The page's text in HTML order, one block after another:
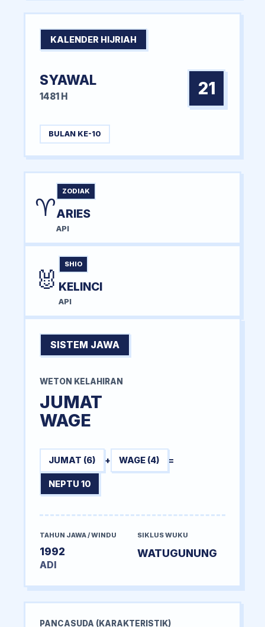
KALENDER HIJRIAH
SYAWAL
1481 H 21
BULAN KE-10
♈
ZODIAK
ARIES
API
🐰
SHIO
KELINCI
API
SISTEM JAWA
WETON KELAHIRAN
JUMAT
WAGE
JUMAT (6) + WAGE (4) =
NEPTU 10
TAHUN JAWA / WINDU
1992
ADI
SIKLUS WUKU
WATUGUNUNG
PANCASUDA (KARAKTERISTIK)